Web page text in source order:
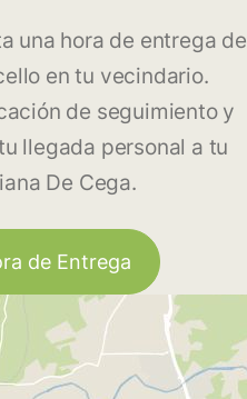
una hora de entrega de
en tu vecindario.
de seguimiento y
llegada personal a tu
De Cega.
de Entrega